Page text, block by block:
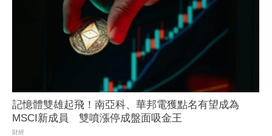
記憶體雙雄起飛！南亞科、華邦電獲點名有望成為
MSCI新成員 雙噴漲停成盤面吸金王
財經